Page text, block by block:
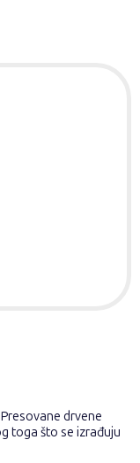
drvene
toga što se izrađuju